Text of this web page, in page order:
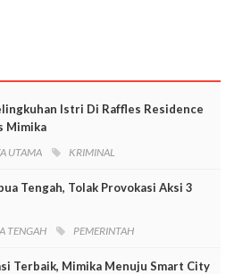
Istri Di Raffles Residence
Mimika
UTAMA KRIMINAL
Tengah, Tolak Provokasi Aksi 3
TENGAH PEMERINTAH
Terbaik, Mimika Menuju Smart City